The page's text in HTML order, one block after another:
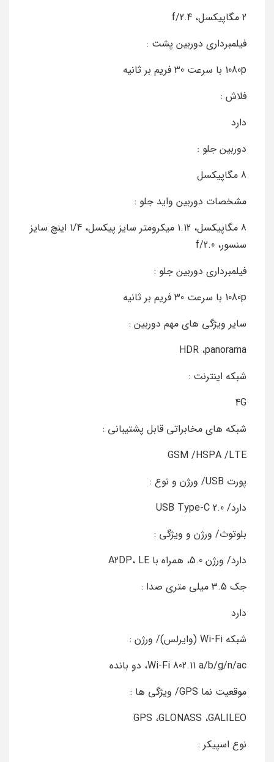
2 مگاپیکسل، f/2.4
فیلمبرداری دوربین پشت :
1080p با سرعت 30 فریم بر ثانیه
فلاش :
دارد
دوربین جلو :
8 مگاپیکسل
مشخصات دوربین واید جلو :
8 مگاپیکسل، 1.12 میکرومتر سایز پیکسل، 1/4 اینچ سایز
سنسور، f/2.0
فیلمبرداری دوربین جلو :
1080p با سرعت 30 فریم بر ثانیه
سایر ویژگی‌ های مهم دوربین :
HDR ،panorama
شبکه اینترنت :
4G
شبکه‌ های مخابراتی قابل پشتیبانی :
GSM /HSPA /LTE
پورت USB/ ورژن و نوع :
دارد/ USB Type-C 2.0
بلوتوث/ ورژن و ویژگی :
دارد/ ورژن 5.0، همراه با A2DP، LE
جک 3.5 میلی متری صدا :
دارد
شبکه Wi-Fi (وایرلس)/ ورژن :
Wi-Fi 802.11 a/b/g/n/ac، دو بانده
موقعیت‌ نما GPS/ ویژگی‌ ها :
GPS ،GLONASS ،GALILEO
نوع اسپیکر :